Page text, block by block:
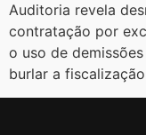
​Auditoria revela
contratação por
o uso de
burlar a